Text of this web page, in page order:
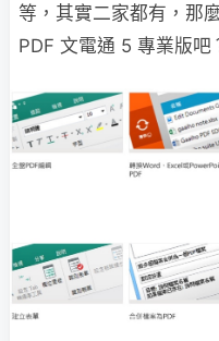
等，其實二家都有，那
PDF 文電通 5 專業版吧